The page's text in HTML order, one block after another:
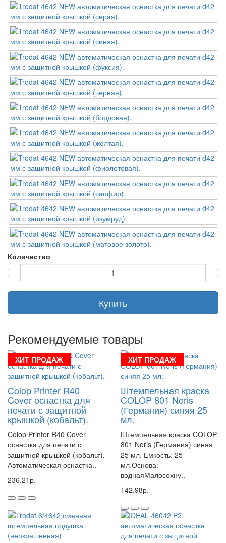
Количество
Купить
Рекомендуемые товары
ХИТ ПРОДАЖ
Colop Printer R40
Cover оснастка для
печати с защитной
крышкой (кобальт).
Colop Printer R40 Cover
оснастка для печати с
защитной крышкой (кобальт).
Автоматическая оснастка..
236.21р.
ХИТ ПРОДАЖ
Штемпельная краска
COLOP 801 Noris
(Германия) синяя 25
мл.
Штемпельная краска COLOP
801 Noris (Германия) синяя
25 мл. Емкость: 25
мл.Основа:
воднаяМалосохну..
142.98р.